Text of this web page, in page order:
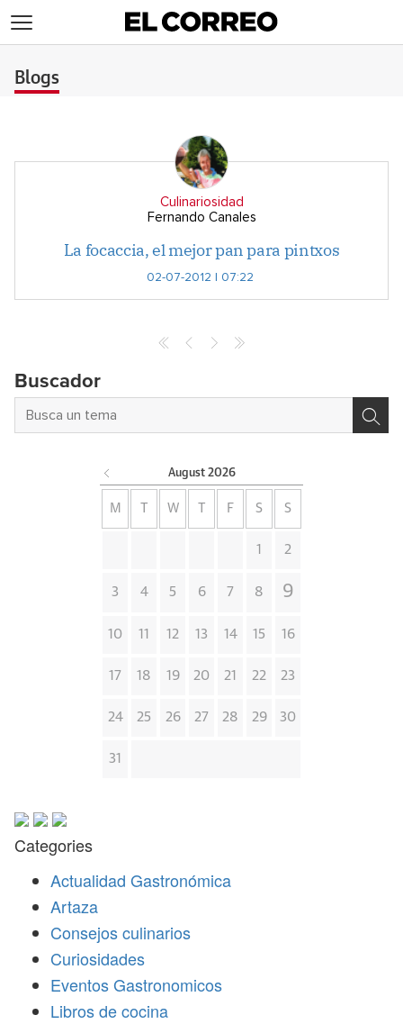
Blogs
Culinariosidad
Fernando Canales
La focaccia, el mejor pan para pintxos
02-07-2012 | 07:22
Buscador
August 2026
M W F S S
1 2
3 4 5 6 7 8 9
10 11 12 13 14 15 16
17 18 19 20 21 22 23
24 25 26 27 28 29 30
31
Categories
Actualidad Gastronómica
Artaza
Consejos culinarios
Curiosidades
Eventos Gastronomicos
Libros de cocina